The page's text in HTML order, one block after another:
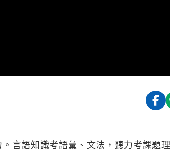
言語知識考語彙、文法，聽力考課題理